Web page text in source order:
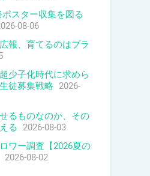
スター収集を図る
08-06
報、育てるのはブラ
少子化時代に求めら
徒募集戦略 2026-
るものなのか、その
る
2026-08-03
ワー調査【2026夏の
2026-08-02